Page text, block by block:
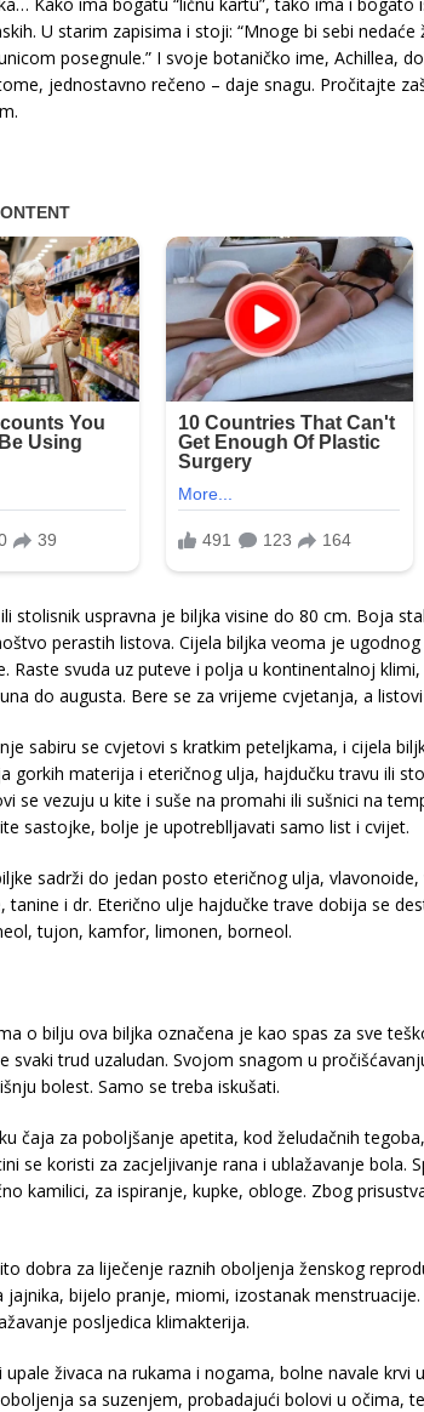
U starim zapisima i stoji: “Mnoge bi sebi
posegnule.” I svoje botaničko ime, Achillea,
jednostavno rečeno – daje snagu. Pročitajte
stolisnik uspravna je biljka visine do 80 cm. Boja
perastih listova. Cijela biljka veoma je
Raste svuda uz puteve i polja u kontinentalnoj
do augusta. Bere se za vrijeme cvjetanja, a
sabiru se cvjetovi s kratkim peteljkama, i cijela
gorkih materija i eteričnog ulja, hajdučku travu ili
se vezuju u kite i suše na promahi ili sušnici na
sastojke, bolje je upotreblljavati samo list i cvijet.
sadrži do jedan posto eteričnog ulja,
tanine i dr. Eterično ulje hajdučke trave dobija se
tujon, kamfor, limonen, borneol.
o bilju ova biljka označena je kao spas za sve
svaki trud uzaludan. Svojom snagom u
bolest. Samo se treba iskušati.
čaja za poboljšanje apetita, kod želudačnih
se koristi za zacjeljivanje rana i ublažavanje bola.
kamilici, za ispiranje, kupke, obloge. Zbog
dobra za liječenje raznih oboljenja ženskog
jajnika, bijelo pranje, miomi, izostanak
posljedica klimakterija.
upale živaca na rukama i nogama, bolne navale krvi
sa suzenjem, probadajući bolovi u očima,